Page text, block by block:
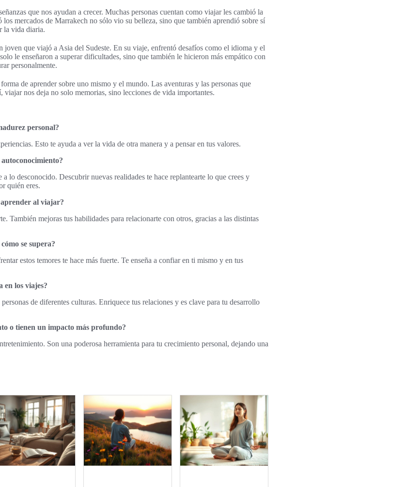
que nos ayudan a crecer. Muchas personas cuentan como viajar les cambió la
mercados de Marrakech no sólo vio su belleza, sino que también aprendió sobre sí
la vida diaria.
joven que viajó a Asia del Sudeste. En su viaje, enfrentó desafíos como el idioma y el
le enseñaron a superar dificultades, sino que también le hicieron más empático con
personalmente.
de aprender sobre uno mismo y el mundo. Las aventuras y las personas que
viajar nos deja no solo memorias, sino lecciones de vida importantes.
personal?
Esto te ayuda a ver la vida de otra manera y a pensar en tus valores.
lo desconocido. Descubrir nuevas realidades te hace replantearte lo que crees y
quién eres.
aprender al viajar?
También mejoras tus habilidades para relacionarte con otros, gracias a las distintas
se supera?
estos temores te hace más fuerte. Te enseña a confiar en ti mismo y en tus
en los viajes?
de diferentes culturas. Enriquece tus relaciones y es clave para tu desarrollo
o tienen un impacto más profundo?
Son una poderosa herramienta para tu crecimiento personal, dejando una